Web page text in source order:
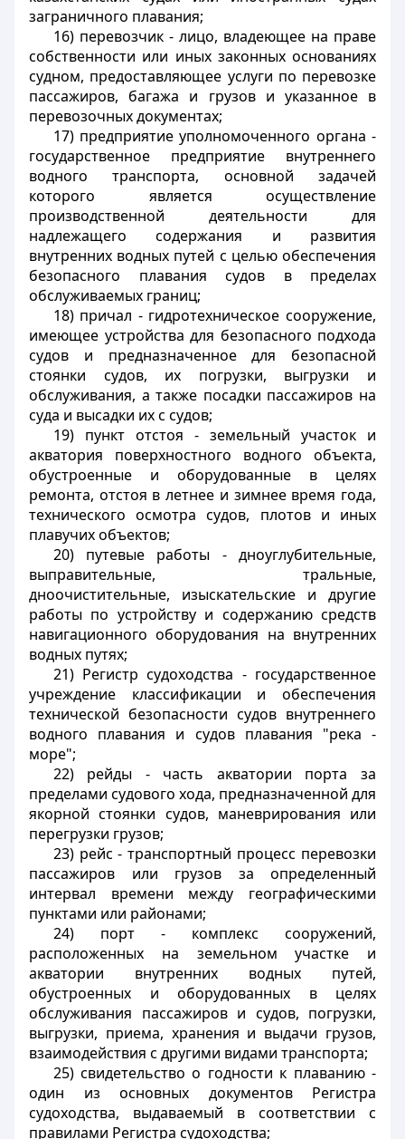
заграничного плавания;
16) перевозчик- лицо, владеющее на праве
собственности или иных законных основаниях
судном, предоставляющее услуги по перевозке
пассажиров, багажа и грузов и указанное в
перевозочных документах;
17) предприятие уполномоченного органа -
государственное предприятие внутреннего
водного транспорта, основной задачей
которого является осуществление
производственной деятельности для
надлежащего содержания и развития
внутренних водных путей с целью обеспечения
безопасного плавания судов в пределах
обслуживаемых границ;
18) причал - гидротехническое сооружение,
имеющее устройства для безопасного подхода
судов и предназначенное для безопасной
стоянки судов, их погрузки, выгрузки и
обслуживания, а также посадки пассажиров на
суда и высадки их с судов;
19) пункт отстоя - земельный участок и
акватория поверхностного водного объекта,
обустроенные и оборудованные в целях
ремонта, отстоя в летнее и зимнее время года,
технического осмотра судов, плотов и иных
плавучих объектов;
20) путевые работы - дноуглубительные,
выправительные, тральные,
дноочистительные, изыскательские и другие
работы по устройству и содержанию средств
навигационного оборудования на внутренних
водных путях;
21) Регистр судоходства - государственное
учреждение классификации и обеспечения
технической безопасности судов внутреннего
водного плавания и судов плавания "река -
море";
22) рейды - часть акватории порта за
пределами судового хода, предназначенной для
якорной стоянки судов, маневрирования или
перегрузки грузов;
23) рейс - транспортный процесс перевозки
пассажиров или грузов за определенный
интервал времени между географическими
пунктами или районами;
24) порт- комплекс сооружений,
расположенных на земельном участке и
акватории внутренних водных путей,
обустроенных и оборудованных в целях
обслуживания пассажиров и судов, погрузки,
выгрузки, приема, хранения и выдачи грузов,
взаимодействия с другими видами транспорта;
25)свидетельство о годности к плаванию-
один из основных документов Регистра
судоходства, выдаваемый в соответствии с
правилами Регистра судоходства;